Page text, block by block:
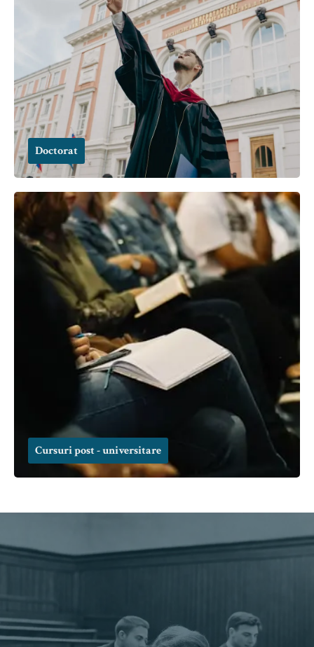
Doctorat
Cursuri post - universitare